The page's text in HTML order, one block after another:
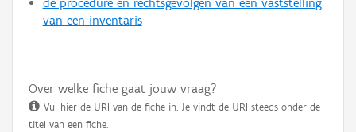
van een inventaris
Over welke fiche gaat jouw vraag?
Vul hier de URI van de fiche in. Je vindt de URI steeds onder de
titel van een fiche.